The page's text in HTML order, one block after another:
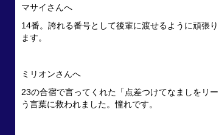
マサイさんへ
14番。誇れる番号として後輩に渡せるように頑張
ます。
ミリオンさんへ
23の合宿で言ってくれた「点差つけてなましをリ
う言葉に救われました。憧れです。